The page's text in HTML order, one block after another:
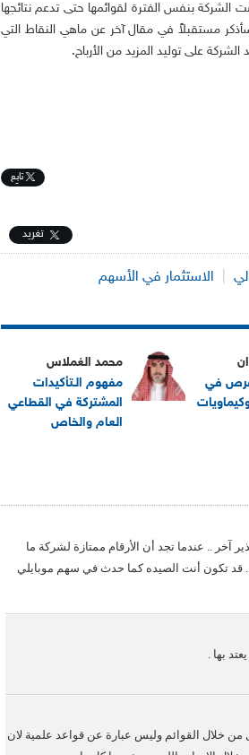
الشركة بنفس الفترة لقوائمها حتى تدعم نتائجها
مستقبلاً في مقال آخر عن ماهي النقاط التي
على توليد المزيد من الأرباح.
تابِع
تغريد
الاستثمار في الأسهم
في
محمد الغملاس
مفهوم الـتأكيدات
المشتركة في القطاعي
العام والخاص
آخر .. عندما تجد أن الأرقام ممتازة لشركة ما
قد تكون أنت الصيده كما حدث في سهم موبايلي
بها .
من خلال القوائم وليس عبارة عن قواعد علمية لان